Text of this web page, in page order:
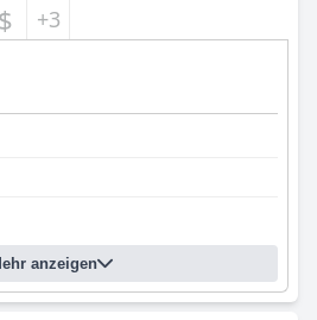
$ +3
anzeigen